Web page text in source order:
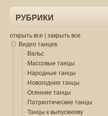
РУБРИКИ
открыть все | закрыть все
Видео танцев
Вальс
Массовые танцы
Народные танцы
Новогодние танцы
Осенние танцы
Патриотические танцы
Танцы к выпускному